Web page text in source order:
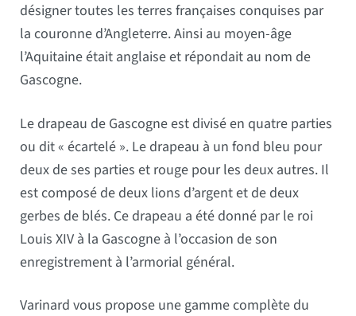
désigner toutes les terres françaises conquises par
la couronne d’Angleterre. Ainsi au moyen-âge
l’Aquitaine était anglaise et répondait au nom de
Gascogne.
Le drapeau de Gascogne est divisé en quatre parties
ou dit « écartelé ». Le drapeau à un fond bleu pour
deux de ses parties et rouge pour les deux autres. Il
est composé de deux lions d’argent et de deux
gerbes de blés. Ce drapeau a été donné par le roi
Louis XIV à la Gascogne à l’occasion de son
enregistrement à l’armorial général.
Varinard vous propose une gamme complète du